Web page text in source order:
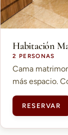
Habitación
2 PERSONAS
Cama
más espacio.
RESERVAR